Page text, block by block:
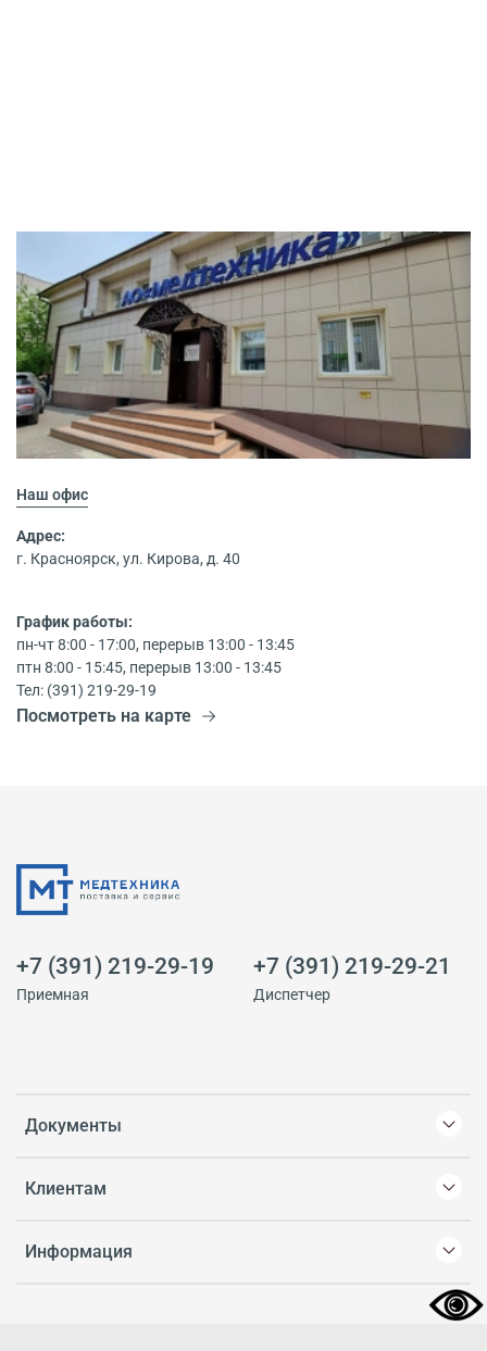
Наш офис
Адрес:
г. Красноярск, ул. Кирова, д. 40
График работы:
пн-чт 8:00 - 17:00, перерыв 13:00 - 13:45
птн 8:00 - 15:45, перерыв 13:00 - 13:45
Тел: (391) 219-29-19
Посмотреть на карте
Документы
Клиентам
Информация
+7 (391) 219-29-19
Приемная
+7 (391) 219-29-21
Диспетчер